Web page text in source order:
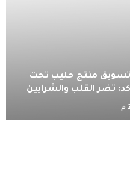
تسويق منتج حليب تحت
تضر القلب والشرايين